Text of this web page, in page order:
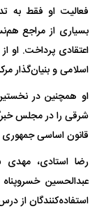
فعالیت او فقط به
بسیاری از مراجع
اعتقادی پرداخت. او
اسلامی و بنیان‌گذار
او همچنین در
شرقی را در مجلس
قانون اساسی
رضا استادی، مهدی
عبدالحسین
استفاده‌کنندگان از